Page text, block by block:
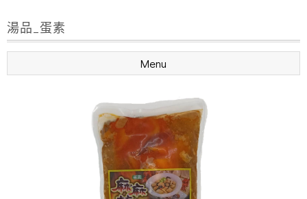
湯品_蛋素
Menu